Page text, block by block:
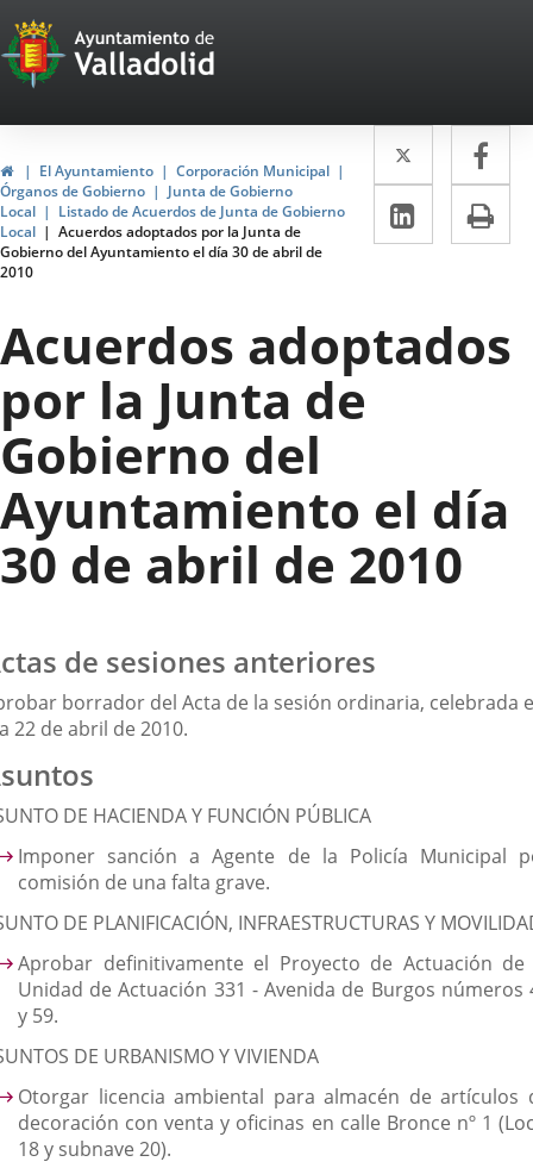
Portal
Web
del
Ayuntamiento
de
Valladolid
HomeEl Ayuntamiento
Corporación Municipal
Órganos de Gobierno
Junta de Gobierno
Local
Listado de Acuerdos de Junta de Gobierno
Local
Acuerdos adoptados por la Junta de
Gobierno del Ayuntamiento el día 30 de abril de
2010
Twitter
Enlace
a
una
a
Linkedin
Enlace
a
externa.
Acuerdos adoptados
por la Junta de
Gobierno del
Ayuntamiento el día
30 de abril de 2010
de sesiones anteriores
borrador del Acta de la sesión ordinaria, celebrada
22 de abril de 2010.
DE HACIENDA Y FUNCIÓN PÚBLICA
Imponer sanción a Agente de la Policía Municipal
comisión de una falta grave.
DE PLANIFICACIÓN, INFRAESTRUCTURAS Y
Aprobar definitivamente el Proyecto de Actuación de
Unidad de Actuación 331 - Avenida de Burgos números
y 59.
DE URBANISMO Y VIVIENDA
Otorgar licencia ambiental para almacén de artículos
decoración con venta y oficinas en calle Bronce nº 1
18 y subnave 20).